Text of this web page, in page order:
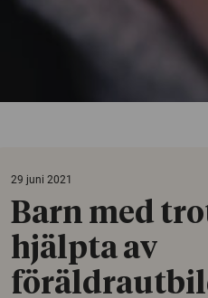
29 juni 2021
Barn med
hjälpta av